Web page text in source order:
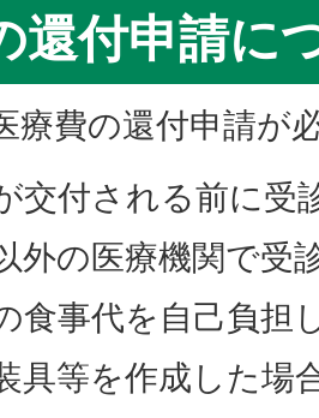
還付申請に
療費の還付申請が
交付される前に受
外の医療機関で受
食事代を自己負担
具等を作成した場